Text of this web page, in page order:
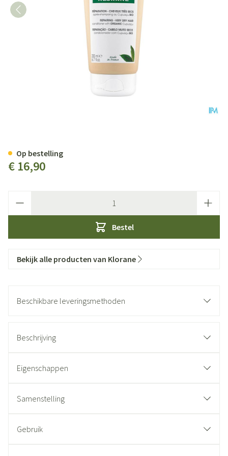
€ 16,90
Bestel
Op bestelling
Bekijk alle producten van Klorane
Beschikbare leveringsmethoden
Beschrijving
Eigenschappen
Samenstelling
Gebruik